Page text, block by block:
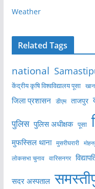
Weather
Related Tags
national
केंद्रीय कृषि विश्वविद्यालय पूसा
जिला प्रशासन डीएम ताजपुर
पुलिस पुलिस अधीक्षक पूसा
मुफस्सिल थाना मुसरीघरारी
लोकसभा चुनाव वारिसनगर
सदर अस्पताल